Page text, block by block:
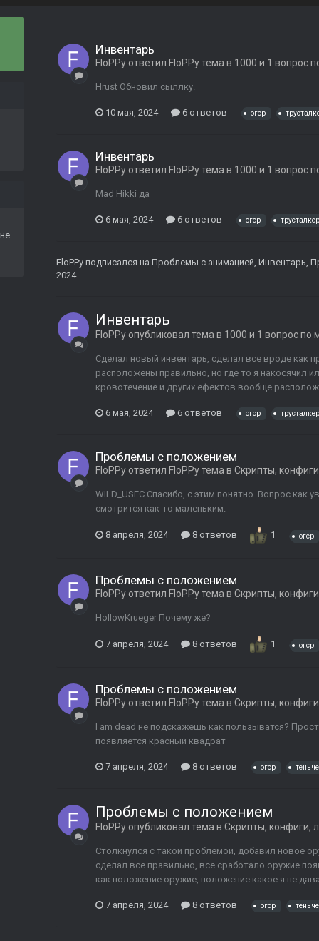
Инвентарь
FloPPy ответил FloPPyтема в 1000 и 1 вопрос
Hrust Обновил сыллку.
10 мая, 2024 6 ответов огср
Инвентарь
FloPPy ответил FloPPyтема в 1000 и 1 вопрос
Mad Hikki да
6 мая, 2024 6 ответов огср трусталкер
FloPPy подписался на Проблемы с анимацией, Инвентарь,
2024
Инвентарь
FloPPy опубликовал тема в 1000 и 1 вопрос по
Сделал новый инвентарь, сделал все вроде как
расположены правильно, но где то я накосячил
кровотечение и других ефектов вообще
6 мая, 2024 6 ответов огср трусталкер
Проблемы с положением
FloPPy ответил FloPPyтема в Скрипты,
WILD_USEC Спасибо, с этим понятно. Вопрос как
смотрится как-то маленьким.
8 апреля, 2024 8 ответов 1 огср
Проблемы с положением
FloPPy ответил FloPPyтема в Скрипты,
HollowKrueger Почему же?
7 апреля, 2024 8 ответов 1 огср
Проблемы с положением
FloPPy ответил FloPPyтема в Скрипты,
I am dead не подскажешь как пользыватся?
появляется красный квадрат
7 апреля, 2024 8 ответов огср тень
Проблемы с положением
FloPPy опубликовал тема в Скрипты, конфиги,
Столкнулся с такой проблемой, добавил новое
сделал все правильно, все сработало оружие
как положение оружие, положение какое я не
7 апреля, 2024 8 ответов огср тень